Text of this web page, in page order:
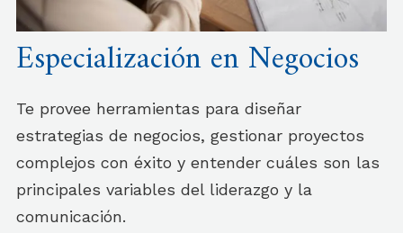
Especialización en Negocios
Te provee herramientas para diseñar
estrategias de negocios, gestionar proyectos
complejos con éxito y entender cuáles son las
principales variables del liderazgo y la
comunicación.